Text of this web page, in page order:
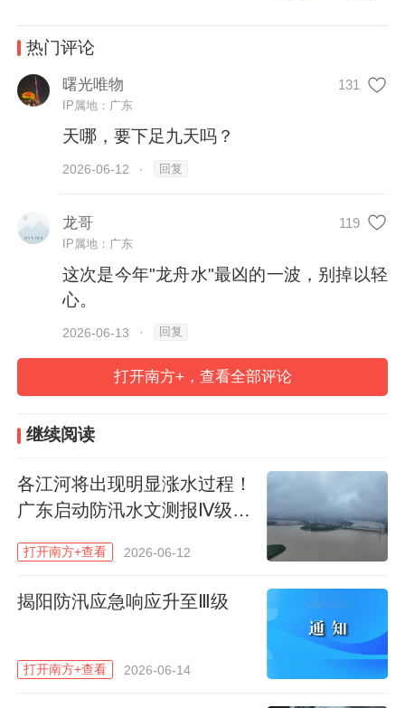
热门评论
曙光唯物 131
IP属地：广东
天哪，要下足九天吗？
2026-06-12 · 回复
龙哥 119
IP属地：广东
这次是今年"龙舟水"最凶的一波，别掉以轻
心。
2026-06-13 · 回复
打开南方+，查看全部评论
继续阅读
各江河将出现明显涨水过程！
广东启动防汛水文测报Ⅳ级应
打开南方+查看 2026-06-12
揭阳防汛应急响应升至Ⅲ级
打开南方+查看 2026-06-14